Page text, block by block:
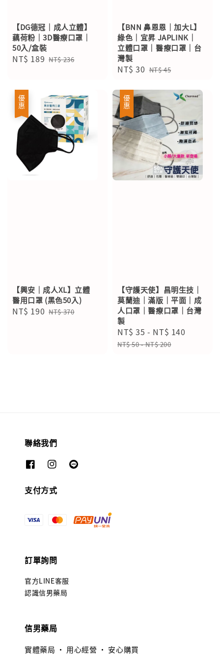
【DG德冠｜成人立體】
藕荷粉｜3D醫療口罩｜
50入/盒裝
Sale
NT$ 189 Regular
NT$ 236
【BNN 鼻恩恩｜加大L】
綠色｜宜昇 JAPLINK｜
立體口罩｜醫療口罩｜台
灣製
Sale
NT$ 30 Regular
NT$ 45
優惠
【興安｜成人XL】立體
醫用口罩 (黑色50入)
Sale
NT$ 190 Regular
NT$ 370
優惠
【守護天使】昌明生技｜
莫蘭迪｜滿版｜平面｜成
人口罩｜醫療口罩｜台灣
製
Sale
price
NT$ 35 - NT$ 140
NT$ 50-NT$ 200
聯絡我們
支付方式
訂單詢問
官方LINE客服
認識信男藥局
信男藥局
實體藥局 · 用心經營 · 安心購買